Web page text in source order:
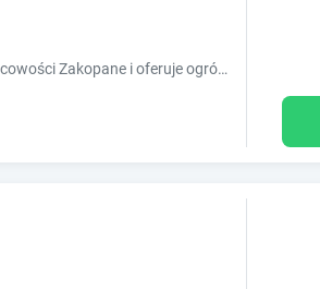
Obiekt Villa Cecylia położony jest w miejscowości Zakopane i oferuje ogród, wspólny salon oraz widok na góry. Na terenie obiektu znajduje się p